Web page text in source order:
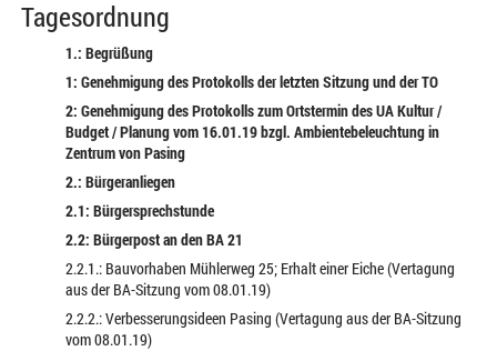
Tagesordnung
1.: Begrüßung
1: Genehmigung des Protokolls der letzten Sitzung und der TO
2: Genehmigung des Protokolls zum Ortstermin des UA Kultur /
Budget / Planung vom 16.01.19 bzgl. Ambientebeleuchtung in
Zentrum von Pasing
2.: Bürgeranliegen
2.1: Bürgersprechstunde
2.2: Bürgerpost an den BA 21
2.2.1.: Bauvorhaben Mühlerweg 25; Erhalt einer Eiche (Vertagung
aus der BA-Sitzung vom 08.01.19)
2.2.2.: Verbesserungsideen Pasing (Vertagung aus der BA-Sitzung
vom 08.01.19)